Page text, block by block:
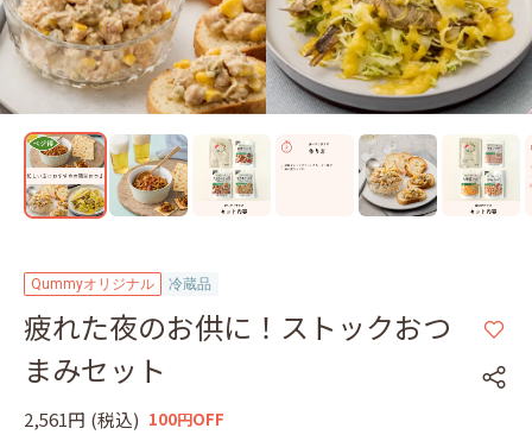
Qummyオリジナル 冷蔵品
疲れた夜のお供に！ストックおつ
まみセット
2,561円 (税込) 100円OFF